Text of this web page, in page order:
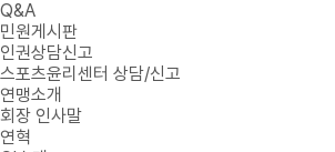
Q&A
민원게시판
인권상담신고
스포츠윤리센터 상담/신고
연맹소개
회장 인사말
연혁